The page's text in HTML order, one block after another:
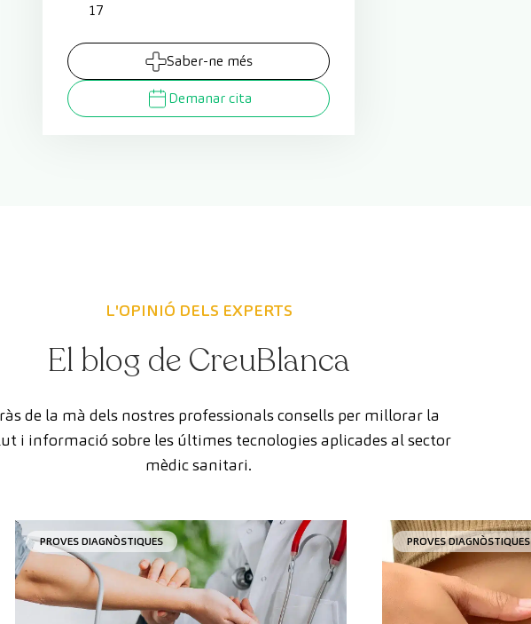
17
Saber-ne més
Demanar cita
L'OPINIÓ DELS EXPERTS
El blog de CreuBlanca
de la mà dels nostres professionals consells per millorar la
i informació sobre les últimes tecnologies aplicades al sector
mèdic sanitari.
PROVES DIAGNÒSTIQUES PROVES DIAGNÒSTIQUES